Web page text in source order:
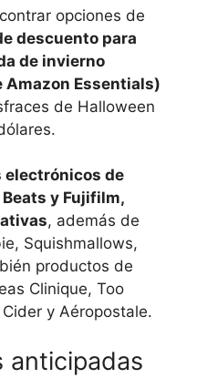
opciones de
descuento para
de invierno
Essentials)
de Halloween
electrónicos de
y Fujifilm,
, además de
Squishmallows,
productos de
Clinique, Too
y Aéropostale.
anticipadas